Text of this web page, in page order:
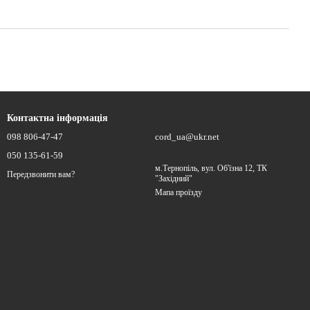
Контактна інформація
098 806-47-47
050 135-61-59
Передзвонити вам?
cord_ua@ukr.net
м.Тернопіль, вул. Об'їзна 12, ТК
"Західний"
Мапа проїзду